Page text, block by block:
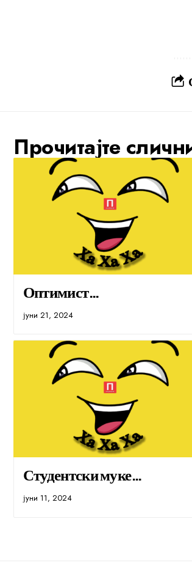
Прочитајте
Оптимист…
јуни 21, 2024
Студентски муке…
јуни 11, 2024